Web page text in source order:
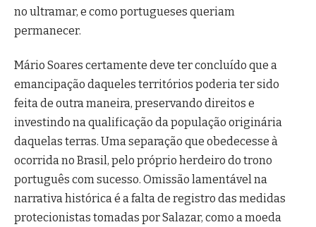
no ultramar, e como portugueses queriam
permanecer.
Mário Soares certamente deve ter concluído que a
emancipação daqueles territórios poderia ter sido
feita de outra maneira, preservando direitos e
investindo na qualificação da população originária
daquelas terras. Uma separação que obedecesse à
ocorrida no Brasil, pelo próprio herdeiro do trono
português com sucesso. Omissão lamentável na
narrativa histórica é a falta de registro das medidas
protecionistas tomadas por Salazar, como a moeda